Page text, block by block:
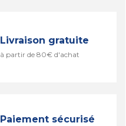
Livraison gratuite
à partir de 80€ d'achat
Paiement sécurisé